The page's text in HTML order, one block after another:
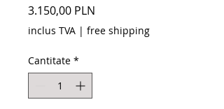
3.150,00 PLN
inclus TVA | free shipping
Cantitate *